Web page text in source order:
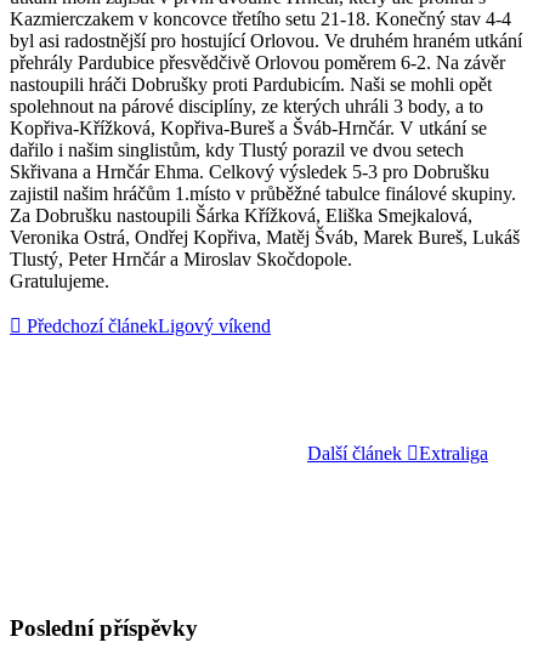
Kazmierczakem v koncovce třetího setu 21-18. Konečný stav 4-4
byl asi radostnější pro hostující Orlovou. Ve druhém hraném utkání
přehrály Pardubice přesvědčivě Orlovou poměrem 6-2. Na závěr
nastoupili hráči Dobrušky proti Pardubicím. Naši se mohli opět
spolehnout na párové disciplíny, ze kterých uhráli 3 body, a to
Kopřiva-Křížková, Kopřiva-Bureš a Šváb-Hrnčár. V utkání se
dařilo i našim singlistům, kdy Tlustý porazil ve dvou setech
Skřivana a Hrnčár Ehma. Celkový výsledek 5-3 pro Dobrušku
zajistil našim hráčům 1.místo v průběžné tabulce finálové skupiny.
Za Dobrušku nastoupili Šárka Křížková, Eliška Smejkalová,
Veronika Ostrá, Ondřej Kopřiva, Matěj Šváb, Marek Bureš, Lukáš
Tlustý, Peter Hrnčár a Miroslav Skočdopole.
Gratulujeme.
Předchozí článekLigový víkend
Další článek Extraliga
Poslední příspěvky